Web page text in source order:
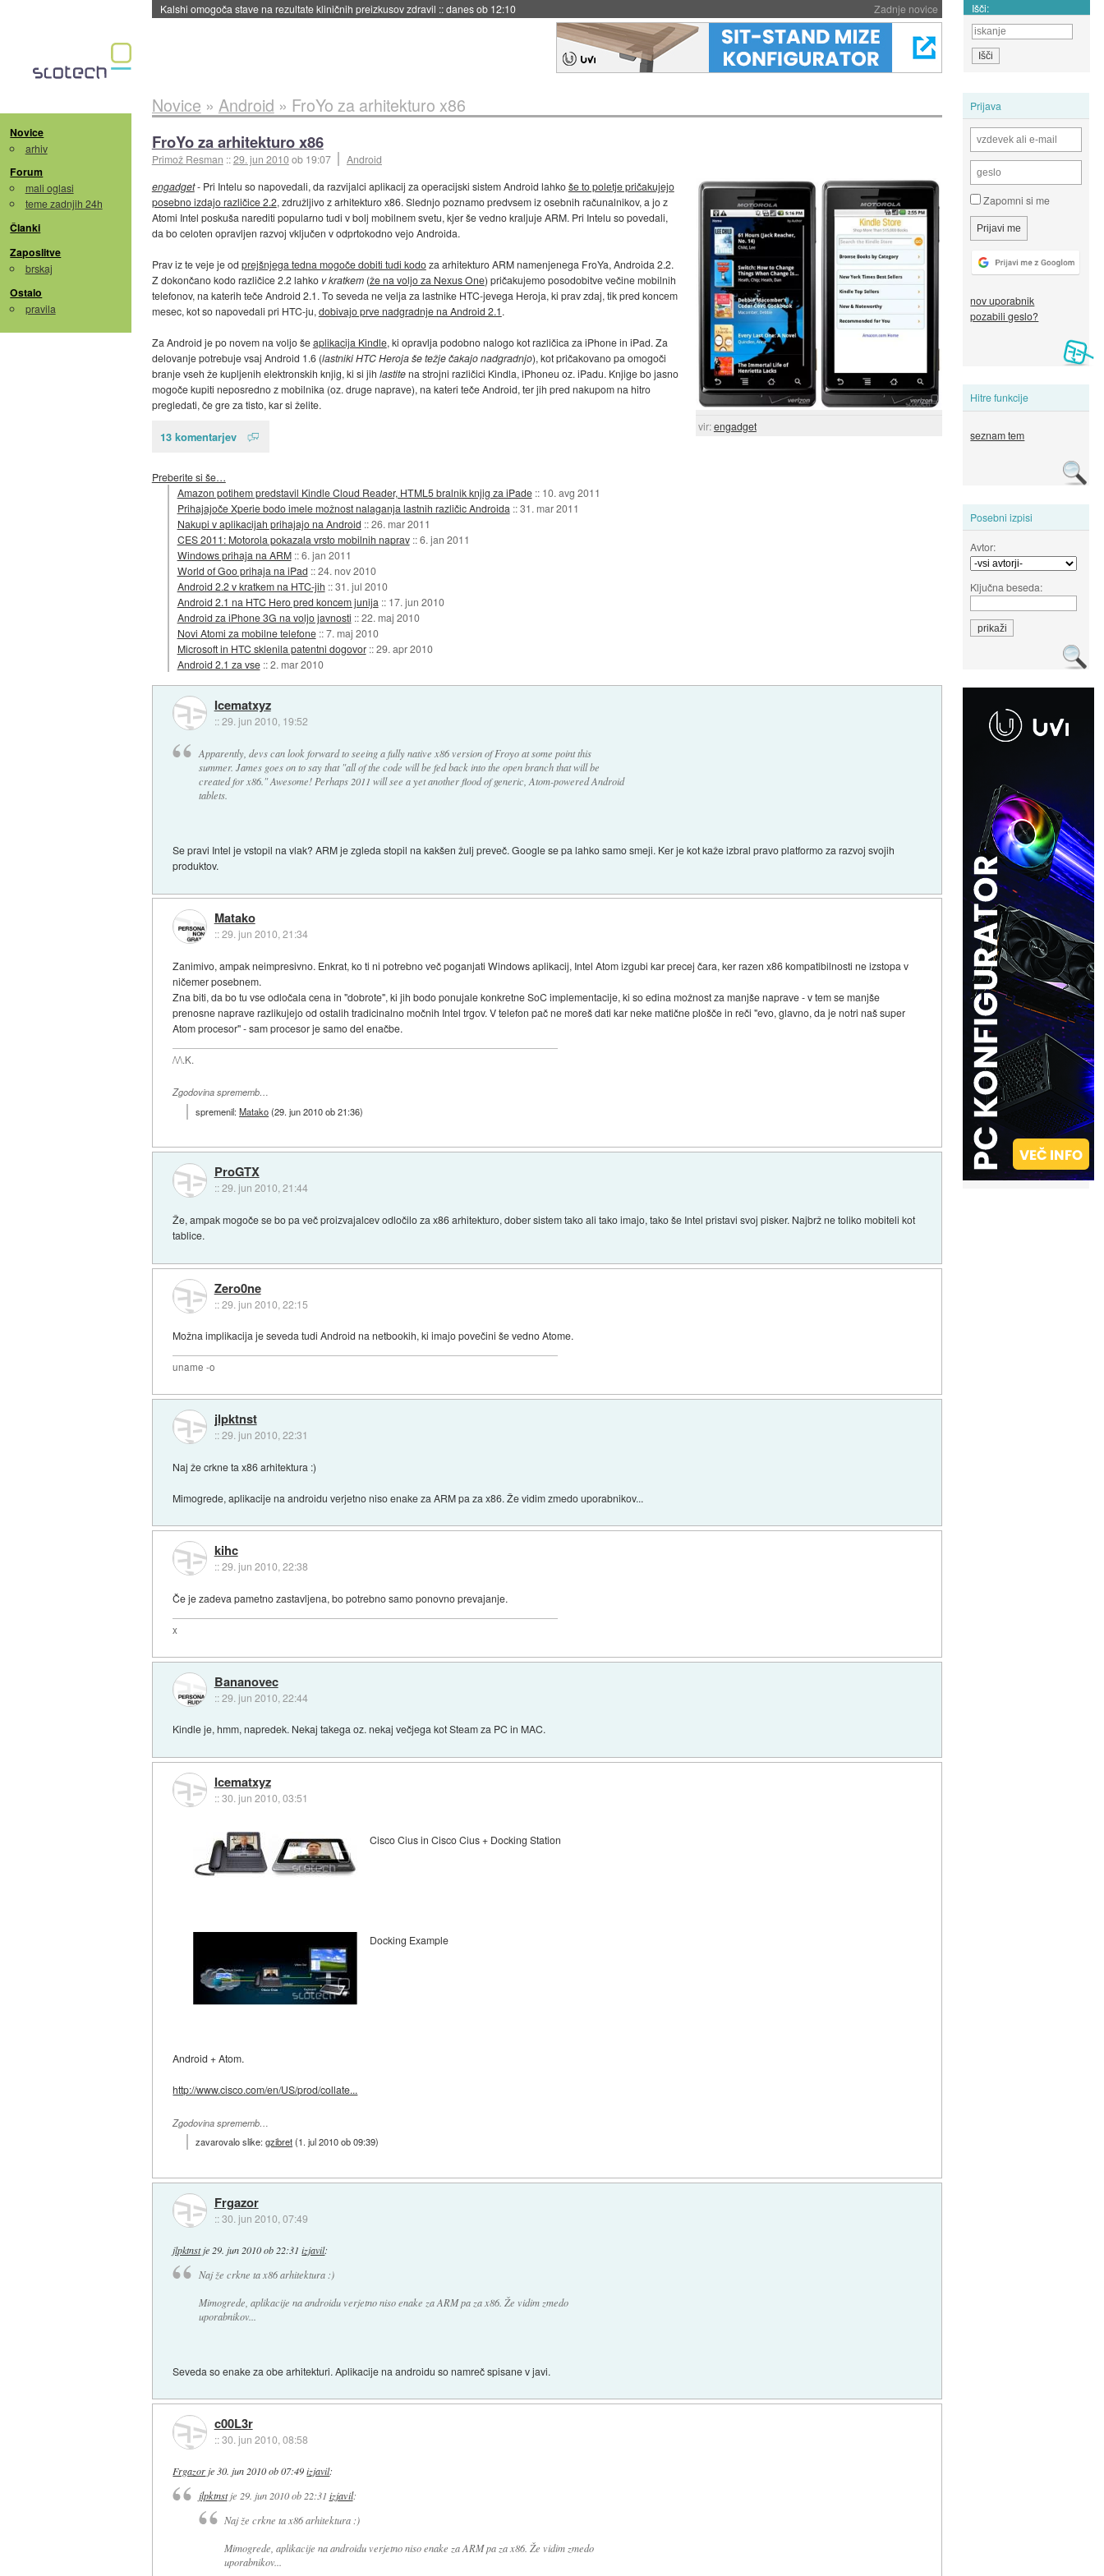
Zadnje novice
Sandisk že prodal več kot polovico SSD-jev za naslednji dve leti::danes ob 11:37 Išči:
Novice
arhiv
Forum
mali oglasi
teme zadnjih 24h
Članki
Zaposlitve
brskaj
Ostalo
pravila
Prijava
Zapomni si me
nov uporabnik
pozabili geslo?
Hitre funkcije
seznam tem
Posebni izpisi
Avtor:
Ključna beseda:
Novice » Android » FroYo za arhitekturo x86
FroYo za arhitekturo x86
Primož Resman ::29. jun 2010ob 19:07 Android
vir:engadget
engadget- Pri Intelu so napovedali, da razvijalci aplikacij za operacijski sistem Android lahkoše to poletje pričakujejo
posebno izdajo različice 2.2, združljivo z arhitekturo x86. Slednjo poznamo predvsem iz osebnih računalnikov, a jo z
Atomi Intel poskuša narediti popularno tudi v bolj mobilnem svetu, kjer še vedno kraljuje ARM. Pri Intelu so povedali,
da bo celoten opravljen razvoj vključen v odprtokodno vejo Androida.
Prav iz te veje je od prejšnjega tedna mogoče dobiti tudi kodoza arhitekturo ARM namenjenega FroYa, Androida 2.2.
Z dokončano kodo različice 2.2 lahko v kratkem(že na voljo za Nexus One) pričakujemo posodobitve večine mobilnih
telefonov, na katerih teče Android 2.1. To seveda ne velja za lastnike HTC-jevega Heroja, ki prav zdaj, tik pred koncem
mesec, kot so napovedali pri HTC-ju, dobivajo prve nadgradnje na Android 2.1.
Za Android je po novem na voljo šeaplikacija Kindle, ki opravlja podobno nalogo kot različica za iPhone in iPad. Za
delovanje potrebuje vsaj Android 1.6 (lastniki HTC Heroja še težje čakajo nadgradnjo), kot pričakovano pa omogoči
branje vseh že kupljenih elektronskih knjig, ki si jih lastitena strojni različici Kindla, iPhoneu oz. iPadu. Knjige bo jasno
mogoče kupiti neposredno z mobilnika (oz. druge naprave), na kateri teče Android, ter jih pred nakupom na hitro
pregledati, če gre za tisto, kar si želite.
13 komentarjev
Preberite si še…
Amazon potihem predstavil Kindle Cloud Reader, HTML5 bralnik knjig za iPade :: 10. avg 2011
Prihajajoče Xperie bodo imele možnost nalaganja lastnih različic Androida ::31. mar 2011
Nakupi v aplikacijah prihajajo na Android ::26. mar 2011
CES 2011: Motorola pokazala vrsto mobilnih naprav ::6. jan 2011
Windows prihaja na ARM ::6. jan 2011
World of Goo prihaja na iPad ::24. nov 2010
Android 2.2 v kratkem na HTC-jih ::31. jul 2010
Android 2.1 na HTC Hero pred koncem junija :: 17. jun 2010
Android za iPhone 3G na voljo javnosti ::22. maj 2010
Novi Atomi za mobilne telefone ::7. maj 2010
Microsoft in HTC sklenila patentni dogovor ::29. apr 2010
Android 2.1 za vse ::2. mar 2010
Icematxyz
::29. jun 2010, 19:52
Apparently, devs can look forward to seeing a fully native x86 version of Froyo at some point this
summer. James goes on to say that "all of the code will be fed back into the open branch that will be
created for x86." Awesome! Perhaps 2011 will see a yet another flood of generic, Atom-powered Android
tablets.
Se pravi Intel je vstopil na vlak? ARM je zgleda stopil na kakšen žulj preveč. Google se pa lahko samo smeji. Ker je kot kaže izbral pravo platformo za razvoj svojih
produktov.
Matako
::29. jun 2010, 21:34
Zanimivo, ampak neimpresivno. Enkrat, ko ti ni potrebno več poganjati Windows aplikacij, Intel Atom izgubi kar precej čara, ker razen x86 kompatibilnosti ne izstopa v
ničemer posebnem.
Zna biti, da bo tu vse odločala cena in "dobrote", ki jih bodo ponujale konkretne SoC implementacije, ki so edina možnost za manjše naprave - v tem se manjše
prenosne naprave razlikujejo od ostalih tradicinalno močnih Intel trgov. V telefon pač ne moreš dati kar neke matične plošče in reči "evo, glavno, da je notri naš super
Atom procesor" - sam procesor je samo del enačbe.
/\/\.K.
Zgodovina sprememb…
spremenil:Matako(29. jun 2010 ob 21:36)
ProGTX
::29. jun 2010, 21:44
Že, ampak mogoče se bo pa več proizvajalcev odločilo za x86 arhitekturo, dober sistem tako ali tako imajo, tako še Intel pristavi svoj pisker. Najbrž ne toliko mobiteli kot
tablice.
Zero0ne
::29. jun 2010, 22:15
Možna implikacija je seveda tudi Android na netbookih, ki imajo povečini še vedno Atome.
uname -o
jlpktnst
::29. jun 2010, 22:31
Naj že crkne ta x86 arhitektura :)
Mimogrede, aplikacije na androidu verjetno niso enake za ARM pa za x86. Že vidim zmedo uporabnikov...
kihc
::29. jun 2010, 22:38
Če je zadeva pametno zastavljena, bo potrebno samo ponovno prevajanje.
x
Bananovec
::29. jun 2010, 22:44
Kindle je, hmm, napredek. Nekaj takega oz. nekaj večjega kot Steam za PC in MAC.
Icematxyz
::30. jun 2010, 03:51
Cisco Cius in Cisco Cius + Docking Station
Docking Example
Android + Atom.
http://www.cisco.com/en/US/prod/collate...
Zgodovina sprememb…
zavarovalo slike:gzibret(1. jul 2010 ob 09:39)
Frgazor
::30. jun 2010, 07:49
jlpktnstje 29. jun 2010 ob 22:31 izjavil:
Naj že crkne ta x86 arhitektura :)
Mimogrede, aplikacije na androidu verjetno niso enake za ARM pa za x86. Že vidim zmedo
uporabnikov...
Seveda so enake za obe arhitekturi. Aplikacije na androidu so namreč spisane v javi.
c00L3r
::30. jun 2010, 08:58
Frgazor je 30. jun 2010 ob 07:49 izjavil:
jlpktnstje 29. jun 2010 ob 22:31 izjavil:
Naj že crkne ta x86 arhitektura :)
Mimogrede, aplikacije na androidu verjetno niso enake za ARM pa za x86. Že vidim zmedo
uporabnikov...